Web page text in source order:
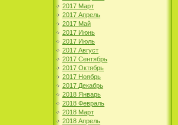
2017 Март
2017 Апрель
2017 Май
2017 Июнь
2017 Июль
2017 Август
2017 Сентябрь
2017 Октябрь
2017 Ноябрь
2017 Декабрь
2018 Январь
2018 Февраль
2018 Март
2018 Апрель